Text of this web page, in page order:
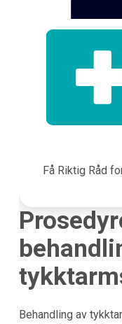
Få Riktig Råd
Behandling av